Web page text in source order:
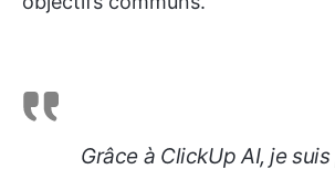
Grâce à ClickUp AI, je